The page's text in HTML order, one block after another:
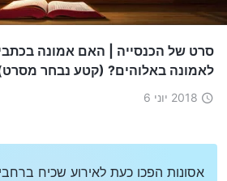
סרט של הכנסייה | האם אמונה
לאמונה באלוהים? (קטע נבחר
2018 יוני 6
אסונות הפכו כעת לאירוע שכיח